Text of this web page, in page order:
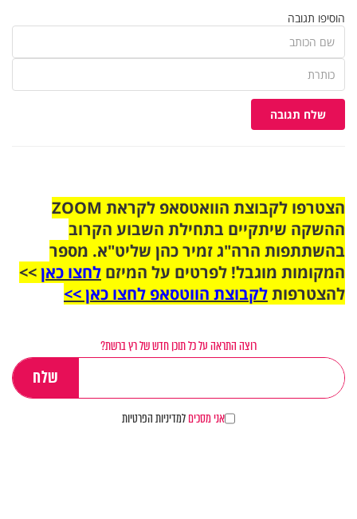
הוסיפו תגובה
שלח תגובה
הצטרפו לקבוצת הוואטסאפ לקראת ZOOM
ההשקה שיתקיים בתחילת השבוע הקרוב
בהשתתפות הרה"ג זמיר כהן שליט"א. מספר
המקומות מוגבל! לפרטים על המיזם לחצו כאן>>
להצטרפותלקבוצת הווטסאפ לחצו כאן >>
רוצה התראה על כל תוכן חדש של רץ ברשת?
אני מסכיםלמדיניות הפרטיות